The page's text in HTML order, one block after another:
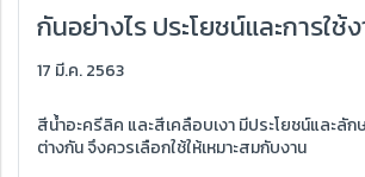
กันอย่างไร ประโยชน์และการใช้
กันหรือไม่?
17 มี.ค. 2563
สีน้ำอะครีลิค และสีเคลือบเงา มีประโยชน์และลั
ต่างกัน จึงควรเลือกใช้ให้เหมาะสมกับงาน